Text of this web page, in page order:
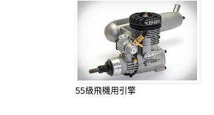
55級飛機用引擎